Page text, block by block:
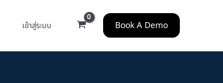
เข้าสู่ระบบ Book A Demo